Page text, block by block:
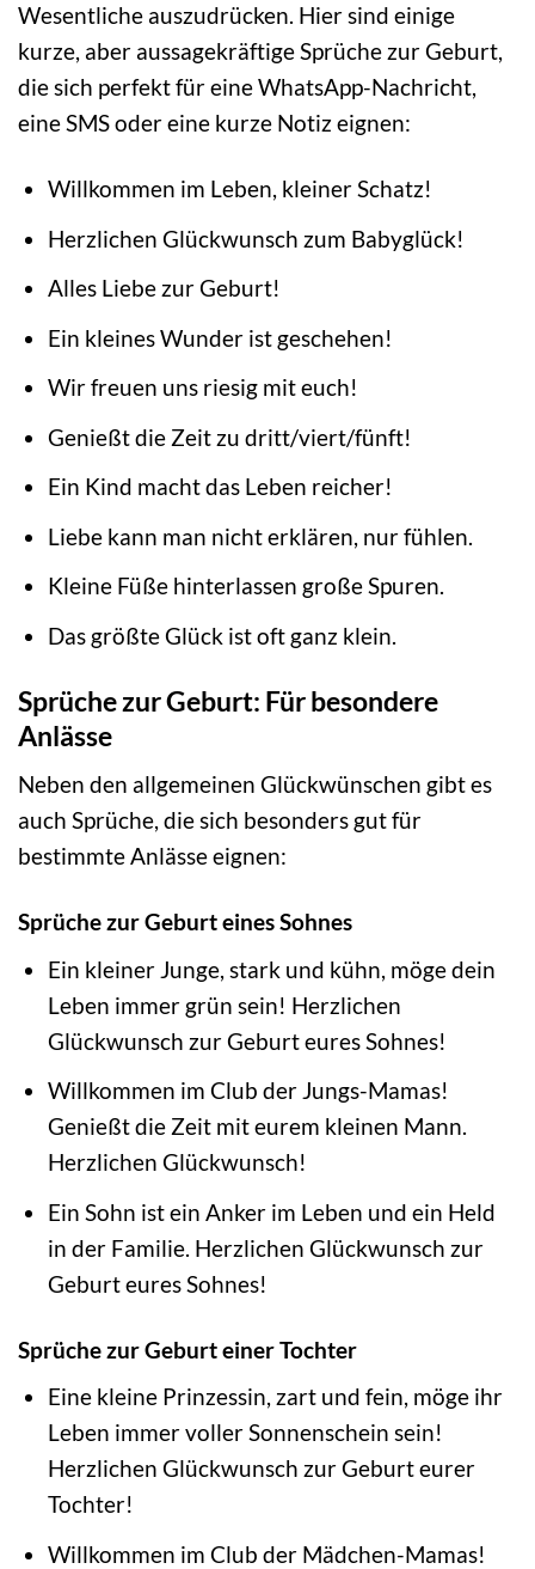
Wesentliche auszudrücken. Hier sind einige
kurze, aber aussagekräftige Sprüche zur Geburt,
die sich perfekt für eine WhatsApp-Nachricht,
eine SMS oder eine kurze Notiz eignen:
Willkommen im Leben, kleiner Schatz!
Herzlichen Glückwunsch zum Babyglück!
Alles Liebe zur Geburt!
Ein kleines Wunder ist geschehen!
Wir freuen uns riesig mit euch!
Genießt die Zeit zu dritt/viert/fünft!
Ein Kind macht das Leben reicher!
Liebe kann man nicht erklären, nur fühlen.
Kleine Füße hinterlassen große Spuren.
Das größte Glück ist oft ganz klein.
Sprüche zur Geburt: Für besondere
Anlässe
Neben den allgemeinen Glückwünschen gibt es
auch Sprüche, die sich besonders gut für
bestimmte Anlässe eignen:
Sprüche zur Geburt eines Sohnes
Ein kleiner Junge, stark und kühn, möge dein
Leben immer grün sein! Herzlichen
Glückwunsch zur Geburt eures Sohnes!
Willkommen im Club der Jungs-Mamas!
Genießt die Zeit mit eurem kleinen Mann.
Herzlichen Glückwunsch!
Ein Sohn ist ein Anker im Leben und ein Held
in der Familie. Herzlichen Glückwunsch zur
Geburt eures Sohnes!
Sprüche zur Geburt einer Tochter
Eine kleine Prinzessin, zart und fein, möge ihr
Leben immer voller Sonnenschein sein!
Herzlichen Glückwunsch zur Geburt eurer
Tochter!
Willkommen im Club der Mädchen-Mamas!